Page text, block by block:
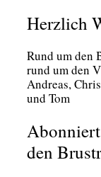
Herzlich
Rund um den
rund um den
Andre­as,
und Tom
den